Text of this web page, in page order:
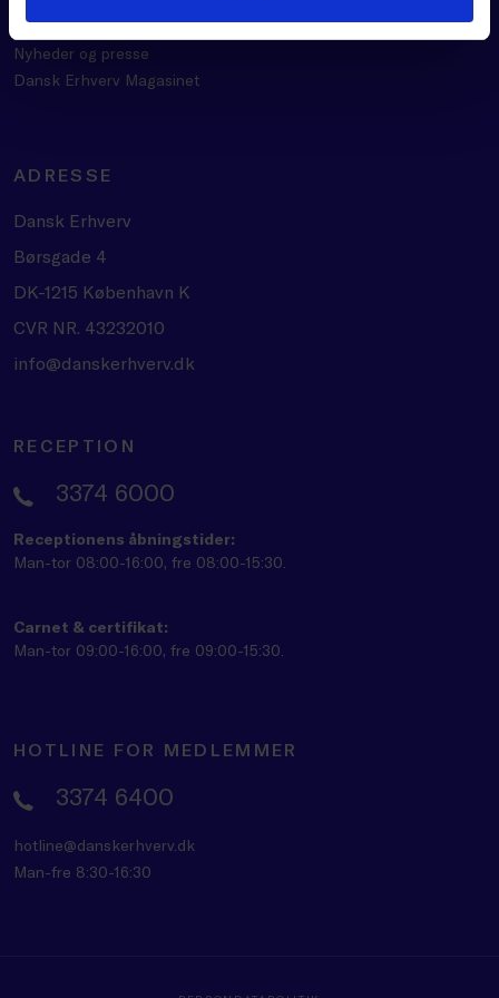
Om Dansk Erhverv
Nyheder og presse
Dansk Erhverv Magasinet
ADRESSE
Dansk Erhverv
Børsgade 4
DK-1215 København K
CVR NR. 43232010
info@danskerhverv.dk
RECEPTION
3374 6000
Receptionens åbningstider:
Man-tor 08:00-16:00, fre 08:00-15:30.
Carnet & certifikat:
Man-tor 09:00-16:00, fre 09:00-15:30.
HOTLINE FOR MEDLEMMER
3374 6400
hotline@danskerhverv.dk
Man-fre 8:30-16:30